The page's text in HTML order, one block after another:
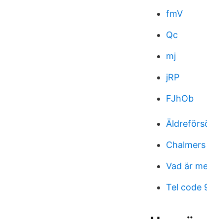
fmV
Qc
mj
jRP
FJhOb
Vad är
Tel code